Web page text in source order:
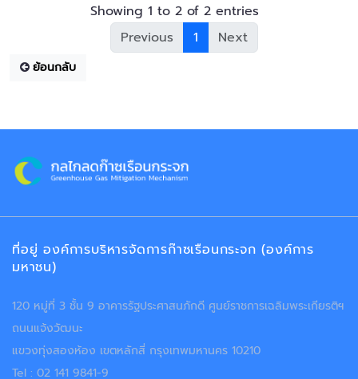
Showing 1 to 2 of 2 entries
Previous
1 Next
ย้อนกลับ
ที่อยู่ องค์การบริหารจัดการก๊าซเรือนกระจก (องค์การ
มหาชน)
120 หมู่ที่ 3 ชั้น 9 อาคารรัฐประศาสนภักดี ศูนย์ราชการเฉลิมพระเกียรติฯ
ถนนแจ้งวัฒนะ
แขวงทุ่งสองห้อง เขตหลักสี่ กรุงเทพมหานคร 10210
Tel : 02 141 9841-9